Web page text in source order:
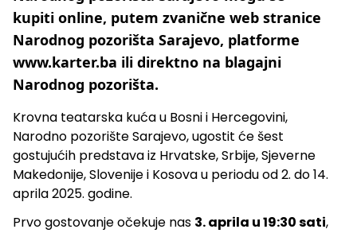
kupiti online, putem zvanične web stranice
Narodnog pozorišta Sarajevo, platforme
www.karter.ba ili direktno na blagajni
Narodnog pozorišta.
Krovna teatarska kuća u Bosni i Hercegovini,
Narodno pozorište Sarajevo, ugostit će šest
gostujućih predstava iz Hrvatske, Srbije, Sjeverne
Makedonije, Slovenije i Kosova u periodu od 2. do 14.
aprila 2025. godine.
Prvo gostovanje očekuje nas 3. aprila u 19:30 sati,